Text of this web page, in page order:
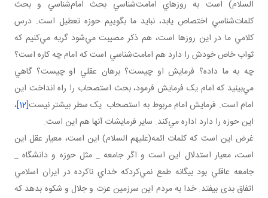
السلام) است به روزهاي امامت‌شناسي بحث امام‌شناسي و بحث
کلمات‌شناسي اختصاص يابد، نبايد ما بگوييم حوزه تعطيل است. درس
کلامي ما در اين روزها است، هم ذکر مصيبت مي‌شود گريه مي‌کنيم که
ثواب خاص خودش را دارد هم امامت‌شناسي است که امام چه کاره است؟
چه به ما داده؟ فرمايش او چيست؟ برهان عقلي او چيست؟ گاهي
مي‌بينيد که امام يک فرمايش فرمود، بحث استصحاب را راه انداخت اين
امام است. فرمايش امام مربوط به استصحاب يک سطر بيشتر نيست[12]
،
اين حوزه را دارد اداره مي‌کند. ساير فرمايشات آنها هم اين است.
غرض اين است که کلمات ائمه(عليهم السلام) اين است، معيار عقل اين
است، معيار استدلال اين است و اگر جامعه _ مثل حوزه و دانشگاه _
جامعه عاقلي بود بيگانه طمع نمي‌کردکه خداي ناکرده در ايران اسلامي
اتفاق بدی بيفتد. خدا به مردم اين سرزمين عزت و جلال و شکوه بدهد که